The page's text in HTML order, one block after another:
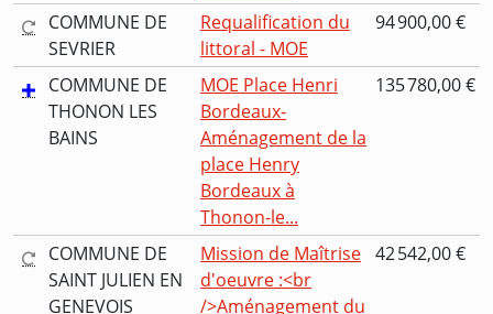
COMMUNE DE
SEVRIER
Requalification du
littoral - MOE
94 900,00 €
COMMUNE DE
THONON LES
BAINS
MOE Place Henri
Bordeaux-
Aménagement de la
place Henry
Bordeaux à
Thonon-le...
135 780,00 €
COMMUNE DE
SAINT JULIEN EN
GENEVOIS
Mission de Maîtrise
d'oeuvre :<br
/>Aménagement du
42 542,00 €